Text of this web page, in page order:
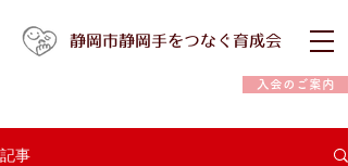
入会のご案内
静岡市静岡手をつなぐ育成会
記事